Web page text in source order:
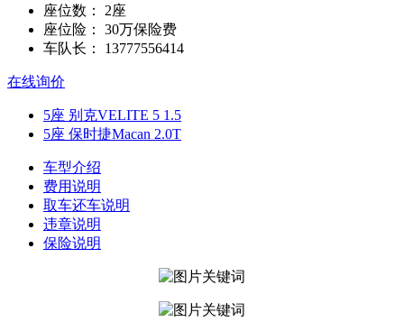
座位数：
2座
座位险：
30万保险费
车队长：
13777556414
在线询价
5座 别克VELITE 5 1.5
5座 保时捷Macan 2.0T
车型介绍
费用说明
取车还车说明
违章说明
保险说明